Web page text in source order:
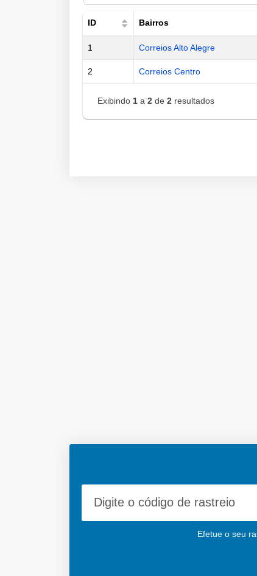
ID Bairros
1 Correios Alto Alegre
2 Correios Centro
Exibindo 1 a 2 de 2 resultados
Efetue o seu